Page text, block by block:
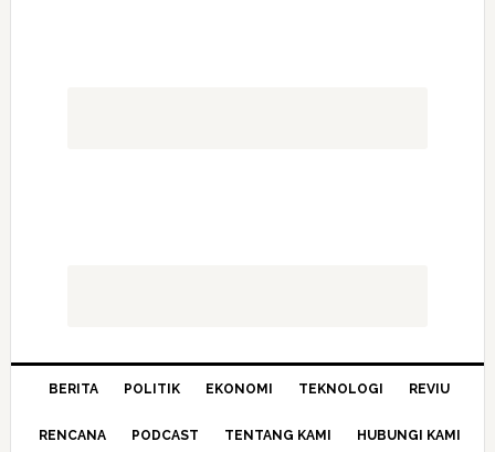
BERITA POLITIK EKONOMI TEKNOLOGI REVIU
RENCANA PODCAST TENTANG KAMI HUBUNGI KAMI